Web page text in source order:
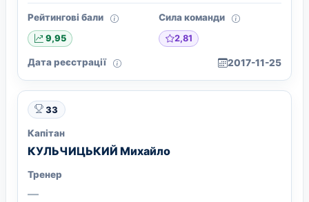
Рейтингові бали
9,95
Сила команди
2,81
Дата реєстрації 2017-11-25
33
Капітан
КУЛЬЧИЦЬКИЙ Михайло
Тренер
—